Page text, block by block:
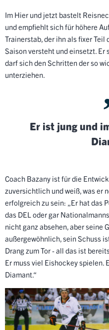
Im Hier und jetzt bastelt
und empfiehlt sich für höhere
Trainerstab, der ihn als fixer
Saison versteht und einsetzt.
darf sich den Schritten der so
unterziehen.
Er ist jung und
Coach Bazany ist für die
zuversichtlich und weiß, was er
erfolgreich zu sein: „Er hat das
das DEL oder gar
nicht ganz absehen, aber seine
außergewöhnlich, sein Schuss
Drang zum Tor - all das ist
Er muss viel Eishockey spielen.
Diamant.“